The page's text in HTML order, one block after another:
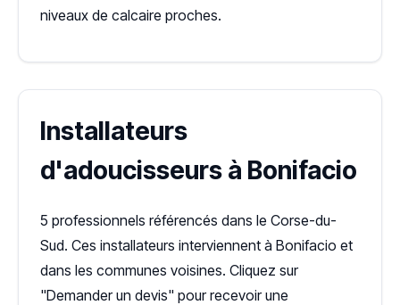
niveaux de calcaire proches.
Installateurs
d'adoucisseurs à Bonifacio
5 professionnels référencés dans le Corse-du-
Sud. Ces installateurs interviennent à Bonifacio et
dans les communes voisines. Cliquez sur
"Demander un devis" pour recevoir une